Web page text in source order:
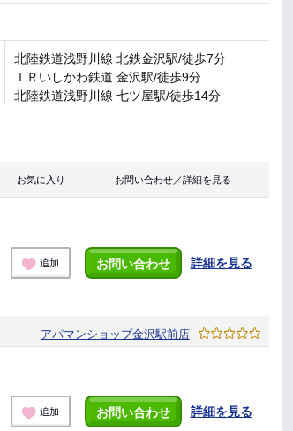
北陸鉄道浅野川線 北鉄金沢駅/徒歩7分
ＩＲいしかわ鉄道 金沢駅/徒歩9分
北陸鉄道浅野川線 七ツ屋駅/徒歩14分
お気に入り お問い合わせ／詳細を見る
追加 お問い合わせ 詳細を見る
アパマンショップ金沢駅前店
追加 お問い合わせ 詳細を見る